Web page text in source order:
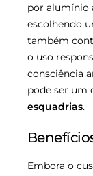
por alumínio
escolhendo
também
o uso
consciência
pode ser um
esquadrias.
Embora o